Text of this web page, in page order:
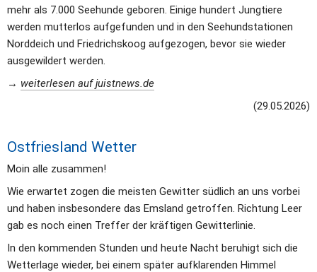
mehr als 7.000 Seehunde geboren. Einige hundert Jungtiere
werden mutterlos aufgefunden und in den Seehundstationen
Norddeich und Friedrichskoog aufgezogen, bevor sie wieder
ausgewildert werden.
→ weiterlesen auf juistnews.de
(29.05.2026)
Ostfriesland Wetter
Moin alle zusammen!
Wie erwartet zogen die meisten Gewitter südlich an uns vorbei
und haben insbesondere das Emsland getroffen. Richtung Leer
gab es noch einen Treffer der kräftigen Gewitterlinie.
In den kommenden Stunden und heute Nacht beruhigt sich die
Wetterlage wieder, bei einem später aufklarenden Himmel